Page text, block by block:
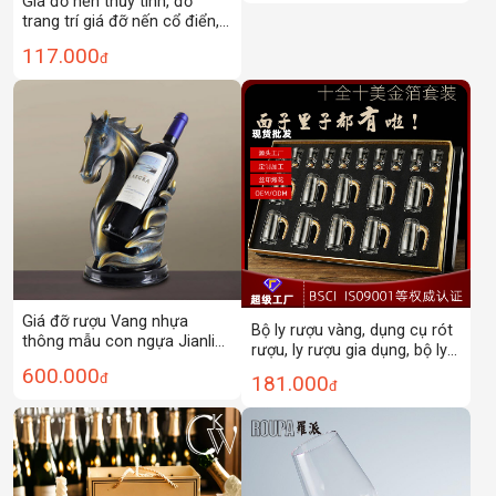
trang trí giá đỡ nến cổ điển,
nến trị liệu bằng hương
thơm, giá đỡ nến cột La Mã,
117.000đ
Giá đỡ rượu Vang nhựa
thông mẫu con ngựa Jianlin
600.000đ
Bộ ly rượu vàng, dụng cụ rót
rượu, ly rượu gia dụng, bộ ly
tặng, có thể thêm logo
181.000đ